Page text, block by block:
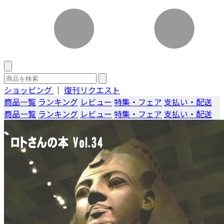
ショッピング ｜ 復刊リクエスト
商品一覧 ランキング レビュー 特集・フェア 支払い・配送
商品一覧 ランキング レビュー 特集・フェア 支払い・配送